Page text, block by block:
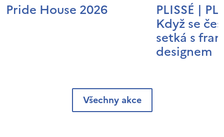
Pride House 2026 PLISSÉ |
Když se
setká s
designem
Všechny akce